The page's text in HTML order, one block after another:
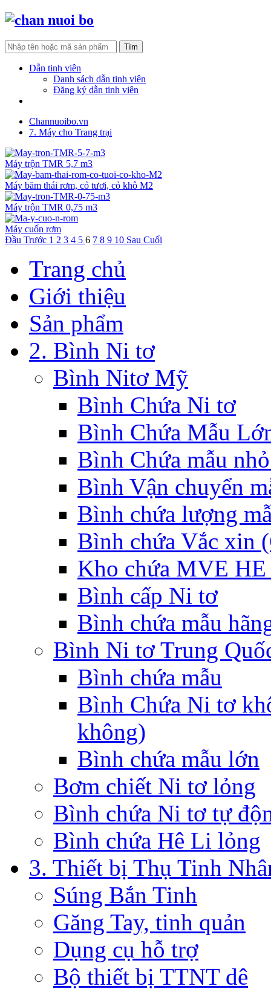
Dẫn tinh viên
Danh sách dẫn tinh viên
Đăng ký dẫn tinh viên
Channuoibo.vn
7. Máy cho Trang trại
Máy trộn TMR 5,7 m3
Máy băm thái rơm, cỏ tươi, cỏ khô M2
Máy trộn TMR 0,75 m3
Máy cuốn rơm
Đầu Trước 1 2 3 4 5 6 7 8 9 10 Sau Cuối
Trang chủ
Giới thiệu
Sản phẩm
2. Bình Ni tơ
Bình Nitơ Mỹ
Bình Chứa Ni tơ
Bình Chứa Mẫu
Bình Chứa mẫu
Bình Vận chuyển
Bình chứa lượng
Bình chứa Vắc xin
Kho chứa MVE
Bình cấp Ni tơ
Bình chứa mẫu
Bình Ni tơ Trung
Bình chứa mẫu
Bình Chứa Ni tơ
không)
Bình chứa mẫu lớn
Bơm chiết Ni tơ lỏng
Bình chứa Ni tơ tự
Bình chứa Hê Li lỏng
3. Thiết bị Thụ Tinh
Súng Bắn Tinh
Găng Tay, tinh quản
Dụng cụ hỗ trợ
Bộ thiết bị TTNT dê